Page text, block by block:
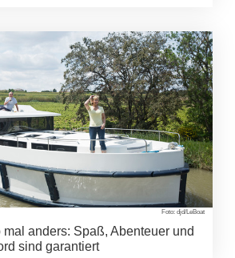
Foto: djd/LeBoat
anders: Spaß, Abenteuer und
sind garantiert